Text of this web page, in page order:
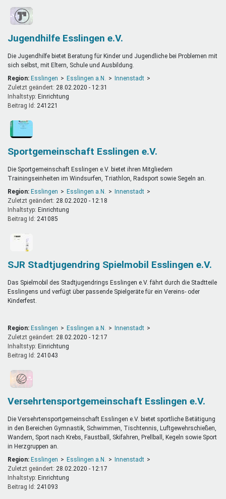
Jugendhilfe Esslingen e.V.
Die Jugendhilfe bietet Beratung für Kinder und Jugendliche bei Problemen mit
sich selbst, mit Eltern, Schule und Ausbildung.
Region: Esslingen Esslingen a.N.
Innenstadt
Zuletzt geändert: 28.02.2020 - 12:31
Inhaltstyp:
einrichtung
Beitrag Id: 241221
Sportgemeinschaft Esslingen e.V.
Die Sportgemeinschaft Esslingen e.V. bietet ihren Mitgliedern
Trainingseinheiten im Windsurfen, Triathlon, Radsport sowie Segeln an.
Region: Esslingen Esslingen a.N.
Innenstadt
Zuletzt geändert: 28.02.2020 - 12:18
Inhaltstyp:
einrichtung
Beitrag Id: 241085
SJR Stadtjugendring Spielmobil Esslingen e.V.
Das Spielmobil des Stadtjugendrings Esslingen e.V. fährt durch die Stadtteile
Esslingens und verfügt über passende Spielgeräte für ein Vereins- oder
Kinderfest.
Region: Esslingen Esslingen a.N.
Innenstadt
Zuletzt geändert: 28.02.2020 - 12:17
Inhaltstyp:
einrichtung
Beitrag Id: 241043
Versehrtensportgemeinschaft Esslingen e.V.
Die Versehrtensportgemeinschaft Esslingen e.V. bietet sportliche Betätigung
in den Bereichen Gymnastik, Schwimmen, Tischtennis, Luftgewehrschießen,
Wandern, Sport nach Krebs, Faustball, Skifahren, Prellball, Kegeln sowie Sport
in Herzgruppen an.
Region: Esslingen Esslingen a.N.
Innenstadt
Zuletzt geändert: 28.02.2020 - 12:17
Inhaltstyp:
einrichtung
Beitrag Id: 241093